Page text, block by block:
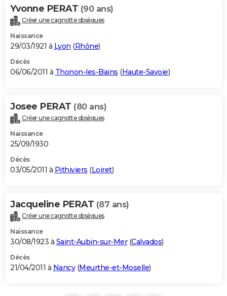
Yvonne PERAT (90 ans)
Créer une cagnotte obsèques
Naissance
29/03/1921 à Lyon (Rhône)
Décès
06/06/2011 à Thonon-les-Bains (Haute-Savoie)
Josee PERAT (80 ans)
Créer une cagnotte obsèques
Naissance
25/09/1930
Décès
03/05/2011 à Pithiviers (Loiret)
Jacqueline PERAT (87 ans)
Créer une cagnotte obsèques
Naissance
30/08/1923 à Saint-Aubin-sur-Mer(Calvados)
Décès
21/04/2011 à Nancy(Meurthe-et-Moselle)